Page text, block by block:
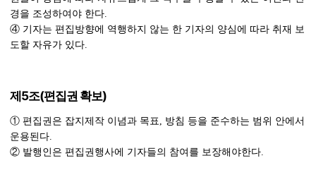
경을 조성하여야 한다.
④ 기자는 편집방향에 역행하지 않는 한 기자의 양심에 따라 취재 보
제5조(편집권 확보)
① 편집권은 잡지제작 이념과 목표, 방침 등을 준수하는 범위 안에서
운용된다.